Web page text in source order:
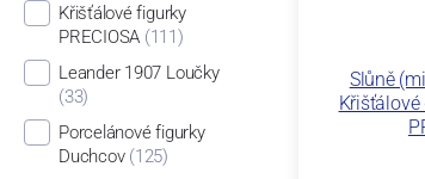
Křišťálové figurky
PRECIOSA (111)
Leander 1907 Loučky
(33)
Porcelánové figurky
Duchcov (125)
Slůně
Křišťálové